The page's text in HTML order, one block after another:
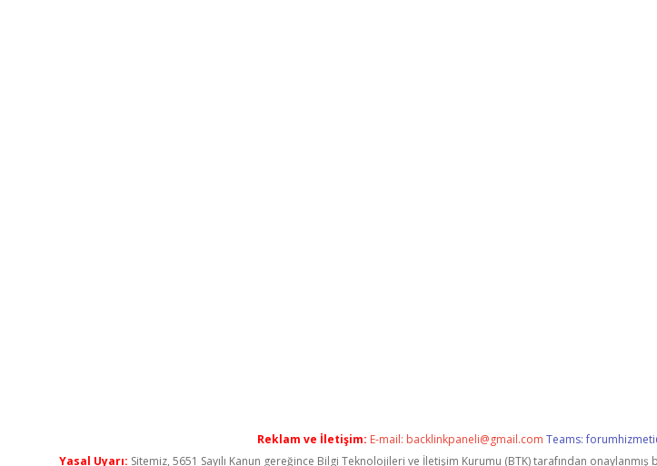
Reklam ve İletişim: E-mail: backlinkpaneli@gmail.com Teams:
Yasal Uyarı: Sitemiz, 5651 Sayılı Kanun gereğince Bilgi Teknolojileri ve İletişim Kurumu (BTK) tarafından